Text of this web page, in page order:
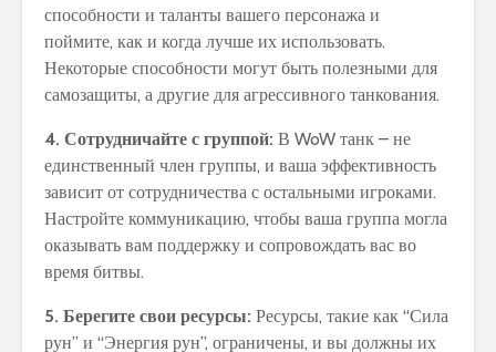
способности и таланты вашего персонажа и
поймите, как и когда лучше их использовать.
Некоторые способности могут быть полезными для
самозащиты, а другие для агрессивного танкования.
4. Сотрудничайте с группой: В WoW танк – не
единственный член группы, и ваша эффективность
зависит от сотрудничества с остальными игроками.
Настройте коммуникацию, чтобы ваша группа могла
оказывать вам поддержку и сопровождать вас во
время битвы.
5. Берегите свои ресурсы: Ресурсы, такие как “Сила
рун” и “Энергия рун”, ограничены, и вы должны их